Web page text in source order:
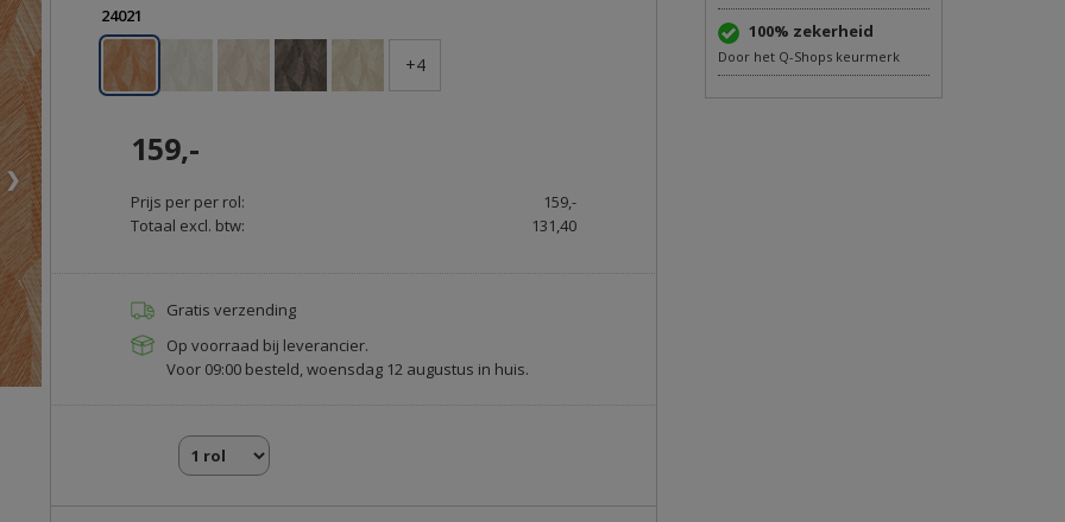
❯
24021
+4
159,-
Prijs per per rol:
159,-
Totaal excl. btw:
131,40
Gratis verzending
Op voorraad bij leverancier.
Voor 09:00 besteld, woensdag 12 augustus in huis.
100% zekerheid
Door het Q-Shops keurmerk